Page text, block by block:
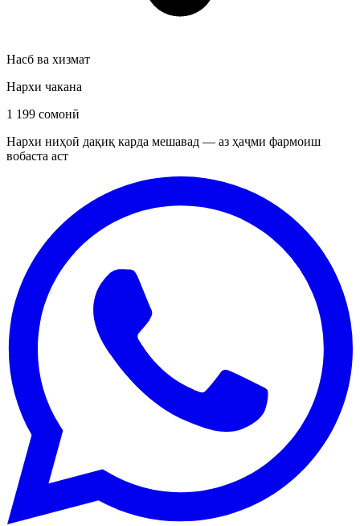
Насб ва хизмат
Нархи чакана
1 199 сомонӣ
Нархи ниҳоӣ дақиқ карда мешавад — аз ҳаҷми фармоиш
вобаста аст